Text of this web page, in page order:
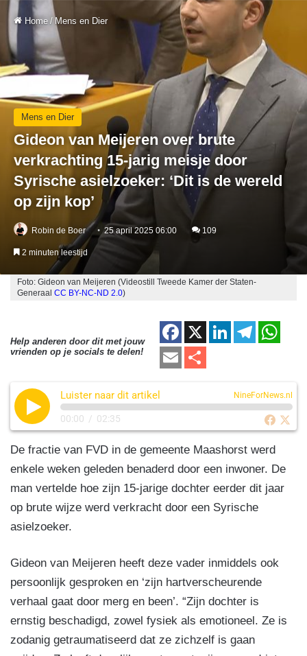
Home / Mens en Dier
Mens en Dier
Gideon van Meijeren over brute
verkrachting 15-jarig meisje door
Syrische asielzoeker: ‘Dit is de wereld
op zijn kop’
Robin de Boer 25 april 2025 06:00 109
2 minuten leestijd
Foto: Gideon van Meijeren (Videostill Tweede Kamer der Staten-
Generaal CC BY-NC-ND 2.0)
Help anderen door dit met jouw
vrienden op je socials te delen!
F
a
c
e
o
o
k
X
Li
e
n
T
gr
a
m
s
A
p
E
aile
Luister naar dit artikel NineForNews.nl
00:00 / 02:35
De fractie van FVD in de gemeente Maashorst werd
enkele weken geleden benaderd door een inwoner. De
man vertelde hoe zijn 15-jarige dochter eerder dit jaar
op brute wijze werd verkracht door een Syrische
asielzoeker.
Gideon van Meijeren heeft deze vader inmiddels ook
persoonlijk gesproken en ‘zijn hartverscheurende
verhaal gaat door merg en been’. “Zijn dochter is
ernstig beschadigd, zowel fysiek als emotioneel. Ze is
zodanig getraumatiseerd dat ze zichzelf is gaan